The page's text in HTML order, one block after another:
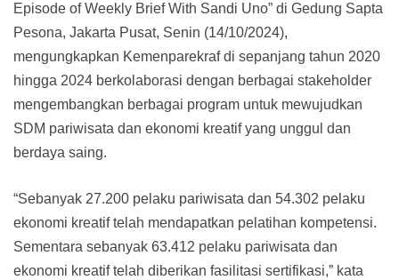
Episode of Weekly Brief With Sandi Uno” di Gedung Sapta
Pesona, Jakarta Pusat, Senin (14/10/2024),
mengungkapkan Kemenparekraf di sepanjang tahun 2020
hingga 2024 berkolaborasi dengan berbagai stakeholder
mengembangkan berbagai program untuk mewujudkan
SDM pariwisata dan ekonomi kreatif yang unggul dan
berdaya saing.
“Sebanyak 27.200 pelaku pariwisata dan 54.302 pelaku
ekonomi kreatif telah mendapatkan pelatihan kompetensi.
Sementara sebanyak 63.412 pelaku pariwisata dan
ekonomi kreatif telah diberikan fasilitasi sertifikasi,” kata